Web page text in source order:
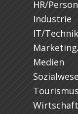
HR/
Industrie
IT/Technik
Medien
Tourismus